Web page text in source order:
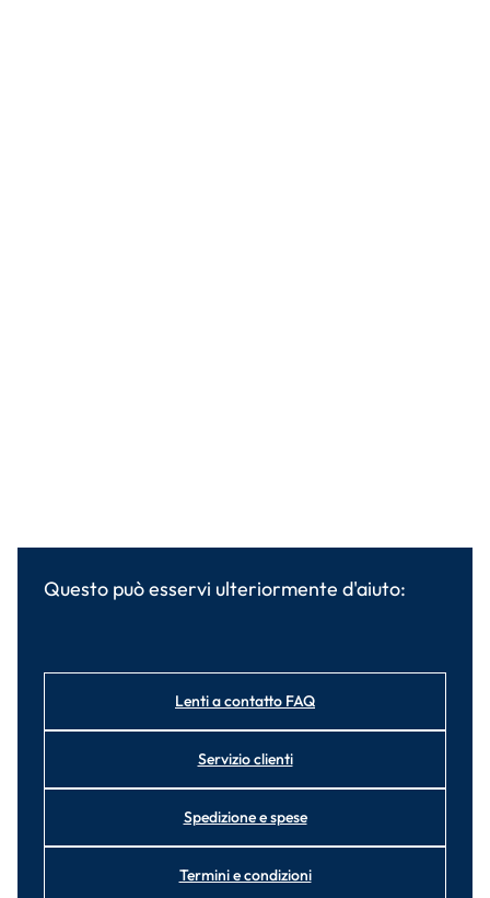
Questo può esservi ulteriormente d'aiuto:
Lenti a contatto FAQ
Servizio clienti
Spedizione e spese
Termini e condizioni